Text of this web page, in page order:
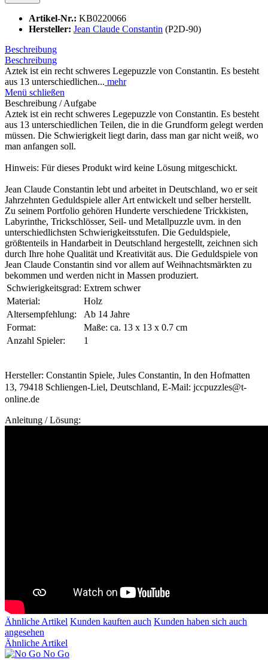
Artikel-Nr.: KB0220066
Hersteller: Jean Claude Constantin (P2D-90)
Beschreibung
Beschreibung
Aztek ist ein recht schweres Legepuzzle von Constantin. Es besteht
aus 13 unterschiedlichen... mehr
Menü schließen
Beschreibung / Aufgabe
Aztek ist ein recht schweres Legepuzzle von Constantin. Es besteht
aus 13 unterschiedlichen Teilen, die in die Grundform gelegt werden
müssen. Die Schwierigkeit liegt darin, dass man gar nicht weiß, wo
man anfangen soll.
Hinweis: Für dieses Produkt wird keine Lösung mitgeschickt.
Jean Claude Constantin lebt und arbeitet in Deutschland, wo er seit
Jahrzehnten Geduldspiele aller Art entwickelt und selber herstellt.
Zu seinem Portfolio gehören Hunderte verschiedene Trickkisten,
Labyrinthe, Trickschlösser, Seil- und Metallpuzzle uvm. in den
unterschiedlichsten Schwierigkeitsstufen. Die Geduldspiele,
größtenteils in Handarbeit in Deutschland hergestellt, zeichnen sich
durch Ihre hohe Qualität und Kreativität aus. Die Geduldspiele von
Jean Claude Constantin sind vor allem auf Weihnachtsmärkten zu
bekommen und werden nicht in Massen produziert.
Schwierigkeitsgrad: Extrem schwer
Material:
Holz
Altersempfehlung:
Ab 14 Jahre
Format:
Maße: ca. 13 x 13 x 0.7 cm
Anzahl Spieler:
1
Hersteller: Constantin Spiele, Jules Constantin, In den Hofmatten
13, 79418 Schliengen-Liel, Deutschland, E-Mail: jccpuzzles@t-
online.de
Anleitung / Lösung:
Ähnliche Artikel Kunden kauften auch Kunden haben sich auch
angesehen
Ähnliche Artikel
No Go